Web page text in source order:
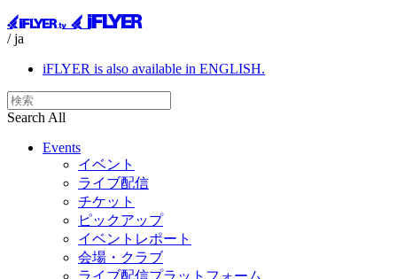
/ ja
iFLYER is also available in ENGLISH.
Search All
Events
イベント
ライブ配信
チケット
ピックアップ
イベントレポート
会場・クラブ
ライブ配信プラットフォーム